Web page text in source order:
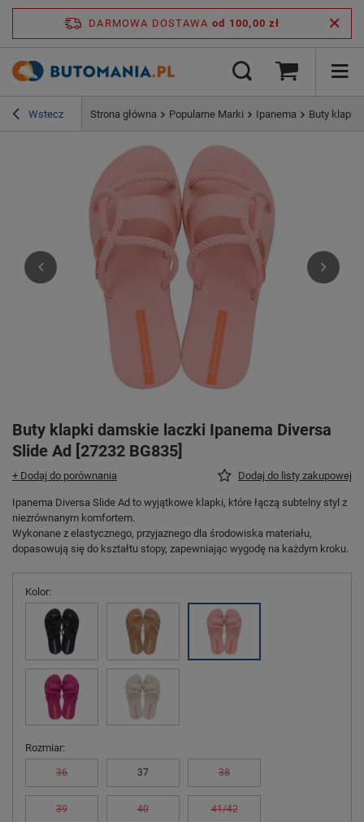
DARMOWA DOSTAWA od 100,00 zł
Wstecz Strona główna Popularne Marki Ipanema Buty klapki
Buty klapki damskie laczki Ipanema Diversa
Slide Ad [27232 BG835]
+ Dodaj do porównania Dodaj do listy zakupowej
Ipanema Diversa Slide Ad to wyjątkowe klapki, które łączą subtelny styl z
niezrównanym komfortem.
Wykonane z elastycznego, przyjaznego dla środowiska materiału,
dopasowują się do kształtu stopy, zapewniając wygodę na każdym kroku.
Kolor
Rozmiar
36 37 38
39 40 41/42